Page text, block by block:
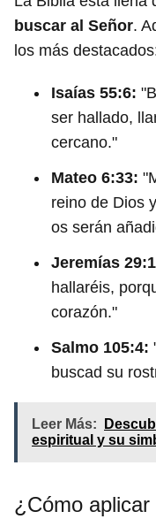
buscar al Señor.
los más
Isaías 55:6:
ser hallado,
cercano."
Mateo 6:33:
reino de Dios
os serán
Jeremías
hallaréis,
corazón."
Salmo 105:4:
buscad su
Leer Más:
espiritual y su
¿Cómo